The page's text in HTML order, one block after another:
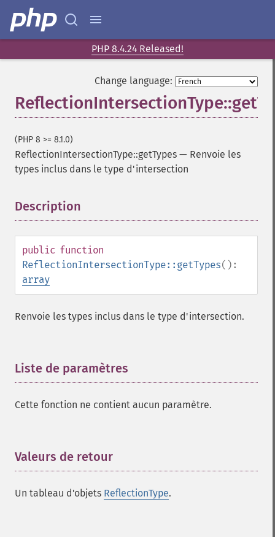
PHP 8.4.24 Released!
Change language:
(PHP 8 >= 8.1.0)
ReflectionIntersectionType::getTypes — Renvoie les
types inclus dans le type d'intersection
Description
public function
ReflectionIntersectionType::getTypes():
array
Renvoie les types inclus dans le type d'intersection.
Liste de paramètres
Cette fonction ne contient aucun paramètre.
Valeurs de retour
Un tableau d'objets ReflectionType.